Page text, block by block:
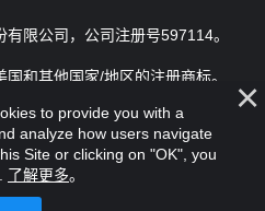
限公司，公司注册号597114。
和其他国家/地区的注册商标。
Ltd. 保留所有权利。
to provide you with a
analyze how users navigate
Site or clicking on "OK", you
了解更多。